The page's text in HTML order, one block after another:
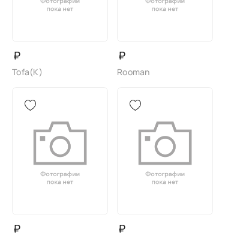
₽
Tofa(K)
₽
Rooman
₽ ₽